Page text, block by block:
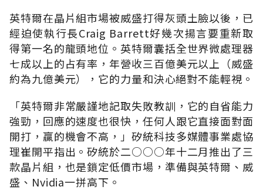
英特爾在晶片組市場被威盛打得灰頭土臉以後，已
經迫使執行長Craig Barrett好幾次揚言要重新取
得第一名的龍頭地位。英特爾囊括全世界微處理器
七成以上的占有率，年營收三百億美元以上（威盛
約為九億美元），它的力量和決心絕對不能輕視。
「英特爾非常嚴謹地記取失敗教訓，它的自省能力
強勁，回應的速度也很快，任何人跟它直接面對面
開打，贏的機會不高，」矽統科技多媒體事業處協
理崔開平指出。矽統於二○○○年十二月推出了三
款晶片組，也是鎖定低價市場，準備與英特爾、威
盛、Nvidia一拼高下。